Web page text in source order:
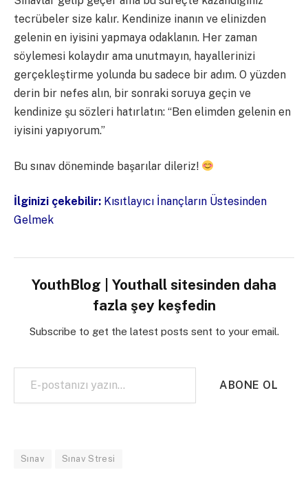
tecrübeler size kalır. Kendinize inanın ve elinizden
gelenin en iyisini yapmaya odaklanın. Her zaman
söylemesi kolaydır ama unutmayın, hayallerinizi
gerçekleştirme yolunda bu sadece bir adım. O yüzden
derin bir nefes alın, bir sonraki soruya geçin ve
kendinize şu sözleri hatırlatın: “Ben elimden gelenin en
iyisini yapıyorum.”
Bu sınav döneminde başarılar dileriz!
İlginizi çekebilir: Kısıtlayıcı İnançların Üstesinden
Gelmek
YouthBlog | Youthall sitesinden daha
fazla şey keşfedin
Subscribe to get the latest posts sent to your email.
E-postanızı yazın…
ABONE OL
Sınav Sınav Stresi